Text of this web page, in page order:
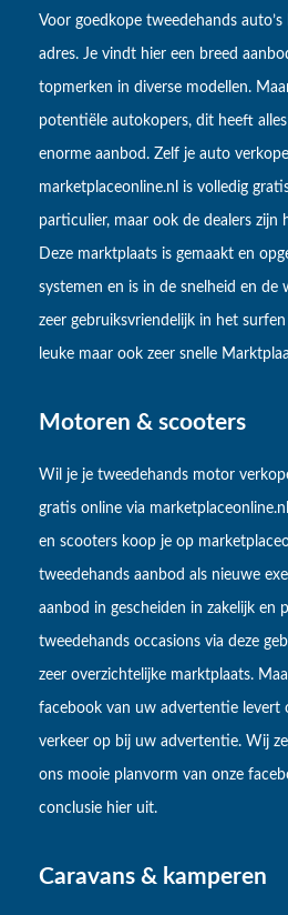
Voor goedkope tweedehands
adres. Je vindt hier een breed
topmerken in diverse modellen.
potentiële autokopers, dit heeft
enorme aanbod. Zelf je auto
marketplaceonline.nl is volledig
particulier, maar ook de dealers zijn
Deze marktplaats is gemaakt en
systemen en is in de snelheid en de
zeer gebruiksvriendelijk in het
leuke maar ook zeer snelle
Motoren & scooters
Wil je je tweedehands motor
gratis online via
en scooters koop je op
tweedehands aanbod als nieuwe
aanbod in gescheiden in zakelijk en
tweedehands occasions via deze
zeer overzichtelijke marktplaats.
facebook van uw advertentie levert
verkeer op bij uw advertentie. Wij
ons mooie planvorm van onze
conclusie hier uit.
Caravans & kamperen